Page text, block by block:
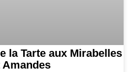
la Tarte aux Mirabelles
Amandes